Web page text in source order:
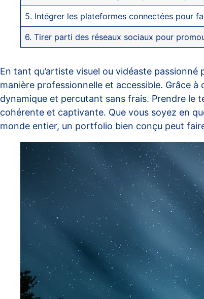
5. Intégrer les plateformes connectées pour
6. Tirer parti des réseaux sociaux pour
En tant qu’artiste visuel ou vidéaste passionné
manière professionnelle et accessible. Grâce
dynamique et percutant sans frais. Prendre le
cohérente et captivante. Que vous soyez en
monde entier, un portfolio bien conçu peut